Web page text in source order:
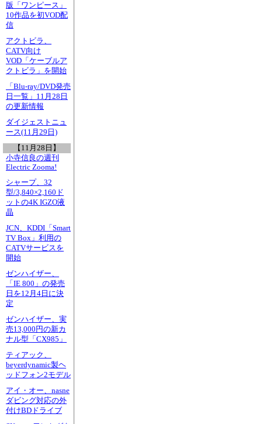
版「ワンピース」
10作品を初VOD配
信
アクトビラ、
CATV向け
VOD「ケーブルア
クトビラ」を開始
「Blu-ray/DVD発売
日一覧」11月28日
の更新情報
ダイジェストニュ
ース(11月29日)
【11月28日】
小寺信良の週刊
Electric Zooma!
シャープ、32
型/3,840×2,160ド
ットの4K IGZO液
晶
JCN、KDDI「Smart
TV Box」利用の
CATVサービスを
開始
ゼンハイザー、
「IE 800」の発売
日を12月4日に決
定
ゼンハイザー、実
売13,000円の新カ
ナル型「CX985」
ティアック、
beyerdynamic製ヘ
ッドフォン2モデル
アイ・オー、nasne
ダビング対応の外
付けBDドライブ